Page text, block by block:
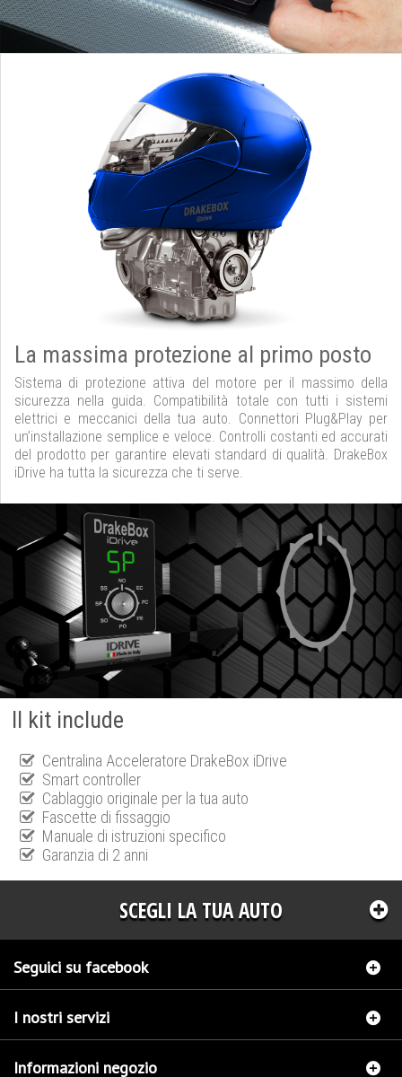
La massima protezione al primo posto
Sistema di protezione attiva del motore per il massimo della
sicurezza nella guida. Compatibilità totale con tutti i sistemi
elettrici e meccanici della tua auto. Connettori Plug&Play per
un’installazione semplice e veloce. Controlli costanti ed accurati
del prodotto per garantire elevati standard di qualità. DrakeBox
iDrive ha tutta la sicurezza che ti serve.
Il kit include
Centralina Acceleratore DrakeBox iDrive
Smart controller
Cablaggio originale per la tua auto
Fascette di fissaggio
Manuale di istruzioni specifico
Garanzia di 2 anni
SCEGLI LA TUA AUTO
Seguici su facebook
I nostri servizi
Informazioni negozio